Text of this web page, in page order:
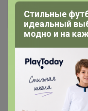
Финальная цена
232,96р
защиты от солнца на
на море детский Africa
SPF 50, 150 мл
Стильные
идеальный
модно и на